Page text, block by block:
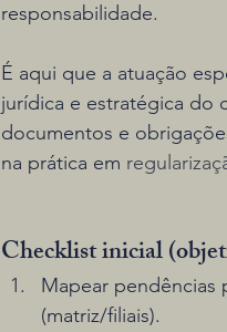
responsabilidade.
É aqui que a atuação
jurídica e estratégica do
documentos e
na prática em
Checklist inicial
Mapear pendências
(matriz/filiais).